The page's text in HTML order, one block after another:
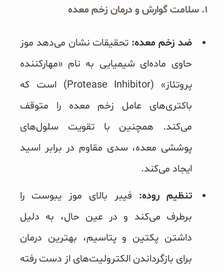
۱. سلامت گوارش و درمان زخم معده
ضد زخم معده: تحقیقات نشان می‌دهد موز
حاوی ماده‌ای شیمیایی به نام «مهارکننده
پروتئاز» (Protease Inhibitor) است که
باکتری‌های عامل زخم معده را متوقف
می‌کند. همچنین با تقویت سلول‌های
پوششی معده، سدی مقاوم در برابر اسید
ایجاد می‌کند.
تنظیم روده: فیبر بالای موز یبوست را
برطرف می‌کند و در عین حال، به دلیل
داشتن پکتین و پتاسیم، بهترین درمان
برای بازگرداندن الکترولیت‌های از دست رفته